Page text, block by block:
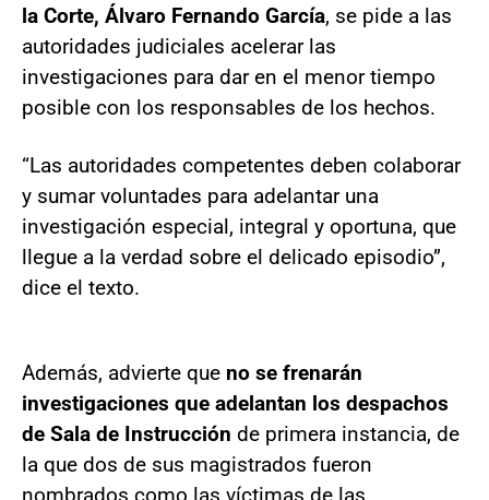
la Corte, Álvaro Fernando García, se pide a las
autoridades judiciales acelerar las
investigaciones para dar en el menor tiempo
posible con los responsables de los hechos.
“Las autoridades competentes deben colaborar
y sumar voluntades para adelantar una
investigación especial, integral y oportuna, que
llegue a la verdad sobre el delicado episodio”,
dice el texto.
Además, advierte que no se frenarán
investigaciones que adelantan los despachos
de Sala de Instrucción de primera instancia, de
la que dos de sus magistrados fueron